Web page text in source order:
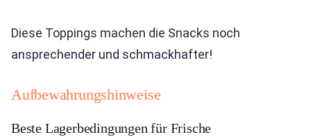
Diese Toppings machen die Snacks noch
ansprechender und schmackhafter!
Aufbewahrungshinweise
Beste Lagerbedingungen für Frische